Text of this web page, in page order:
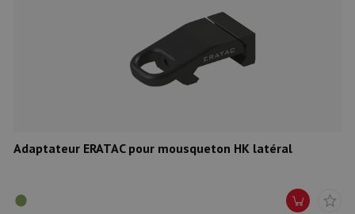
Adaptateur ERATAC pour mousqueton HK latéral